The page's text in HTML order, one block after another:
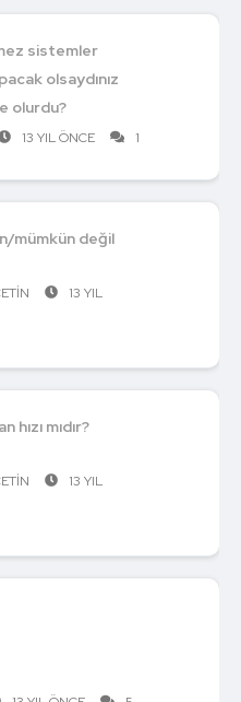
sistemler
olsaydınız
olurdu?
13 YIL ÖNCE 1
mümkün değil
13 YIL
mıdır?
13 YIL